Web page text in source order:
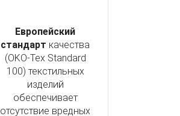
Европейский
стандарт качества
(OKO-Tex Standard
100) текстильных
изделий
обеспечивает
отсутствие вредных